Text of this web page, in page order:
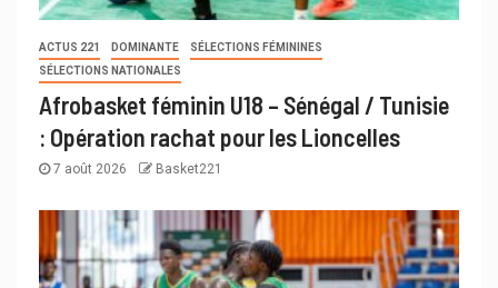
ACTUS 221 DOMINANTE
SÉLECTIONS FÉMININES
SÉLECTIONS NATIONALES
Afrobasket féminin U18 – Sénégal / Tunisie
: Opération rachat pour les Lioncelles
7 août 2026 Basket221